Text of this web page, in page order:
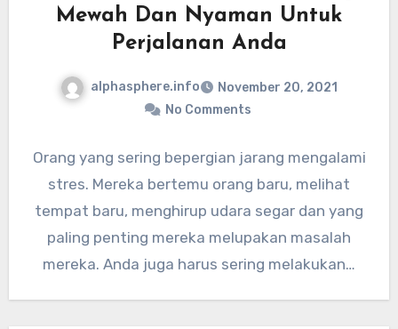
Mewah Dan Nyaman Untuk
Perjalanan Anda
alphasphere.info
November 20, 2021
No Comments
Orang yang sering bepergian jarang mengalami
stres. Mereka bertemu orang baru, melihat
tempat baru, menghirup udara segar dan yang
paling penting mereka melupakan masalah
mereka. Anda juga harus sering melakukan…